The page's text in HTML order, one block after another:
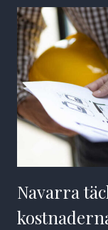
Navarra